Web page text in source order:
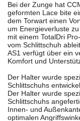
Bei der Zunge hat
geformten Lace bite
dem Torwart einen
um Energieverluste
mit einem TotalDri
vom Schlittschuh
AS1 verfügt über ein
Komfort und
Der Halter wurde
Schlittschuhs
Der Halter wurde
Schlittschuhs
Innen- und
optimalen